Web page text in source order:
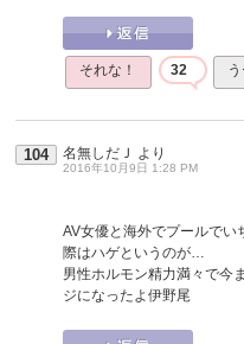
それな！ 32
104 名無しだＪ より
2016年10月9日 1:28 PM
AV女優と海外でプールで
際はハゲというのが…
男性ホルモン精力満々で今
ジになったよ伊野尾